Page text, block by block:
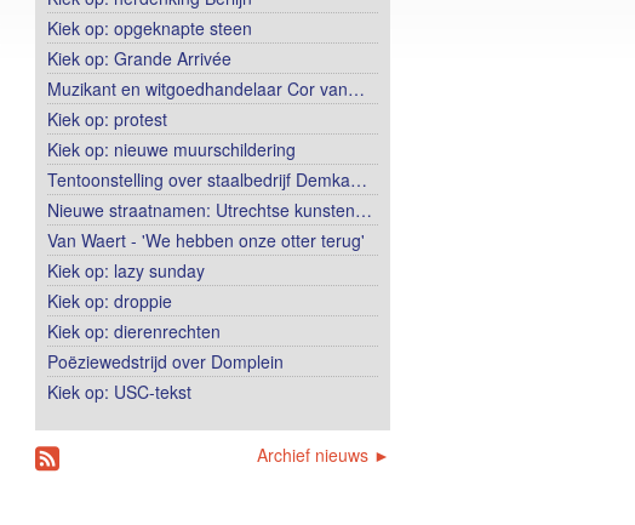
Kiek op: opgeknapte steen
Kiek op: Grande Arrivée
Muzikant en witgoedhandelaar Cor van…
Kiek op: protest
Kiek op: nieuwe muurschildering
Tentoonstelling over staalbedrijf Demka…
Nieuwe straatnamen: Utrechtse kunsten…
Van Waert - 'We hebben onze otter terug'
Kiek op: lazy sunday
Kiek op: droppie
Kiek op: dierenrechten
Poëziewedstrijd over Domplein
Kiek op: USC-tekst
Archief nieuws ►